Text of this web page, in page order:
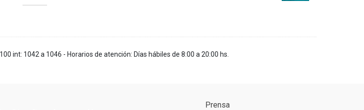
int: 1042 a 1046 - Horarios de atención: Días hábiles de 8:00 a 20:00 hs.
Prensa